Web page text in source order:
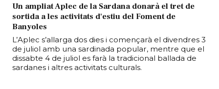
Un ampliat Aplec de la Sardana donarà el tret de
sortida a les activitats d'estiu del Foment de
Banyoles
L’Aplec s’allarga dos dies i començarà el divendres 3
de juliol amb una sardinada popular, mentre que el
dissabte 4 de juliol es farà la tradicional ballada de
sardanes i altres activitats culturals.